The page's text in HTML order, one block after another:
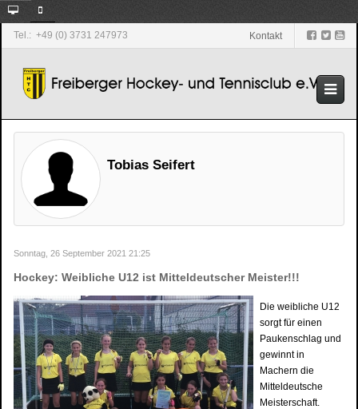
Tel.: +49 (0) 3731 247973 Kontakt
Tobias Seifert
Sonntag, 26 September 2021 21:25
Hockey: Weibliche U12 ist Mitteldeutscher Meister!!!
Die weibliche U12
sorgt für einen
Paukenschlag und
gewinnt in
Machern die
Mitteldeutsche
Meisterschaft.